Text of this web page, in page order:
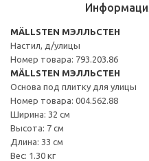
MÄLLSTEN МЭЛЛЬСТЕН
Настил, д/улицы
Номер товара: 793.203.86
MÄLLSTEN МЭЛЛЬСТЕН
Основа под плитку для улицы
Номер товара: 004.562.88
Ширина: 32 см
Высота: 7 см
Длина: 33 см
Вес: 1.30 кг